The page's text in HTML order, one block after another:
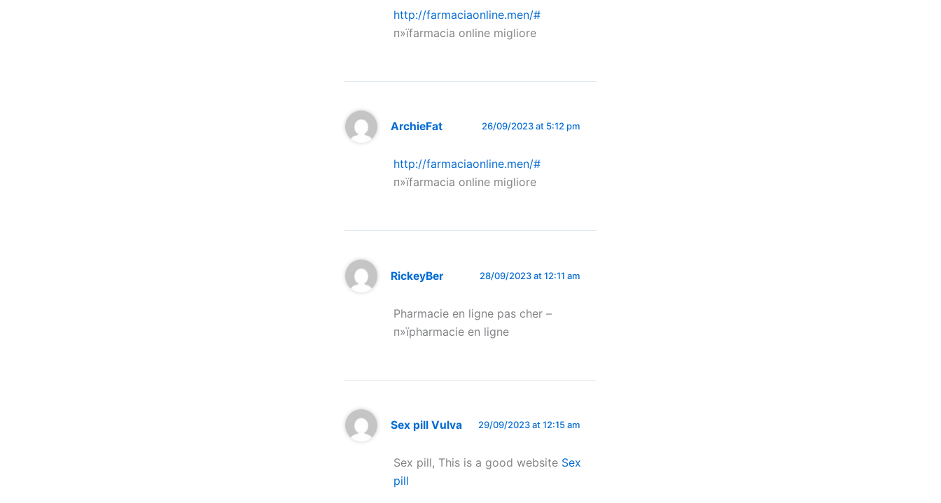
http://farmaciaonline.men/#
п»їfarmacia online migliore
ArchieFat 26/09/2023 at 5:12 pm
http://farmaciaonline.men/#
п»їfarmacia online migliore
RickeyBer 28/09/2023 at 12:11 am
Pharmacie en ligne pas cher –
п»їpharmacie en ligne
Sex pill Vulva 29/09/2023 at 12:15 am
Sex pill, This is a good website Sex
pill